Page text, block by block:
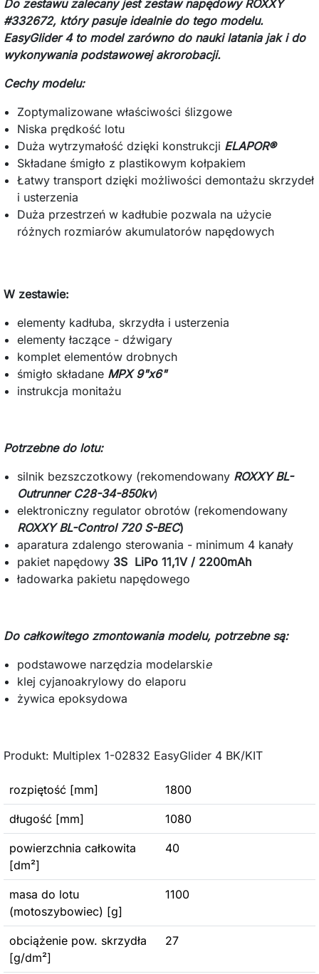
Do zestawu zalecany jest zestaw napędowy ROXXY
#332672, który pasuje idealnie do tego modelu.
EasyGlider 4 to model zarówno do nauki latania jak i do
wykonywania podstawowej akrorobacji.
Cechy modelu:
Zoptymalizowane właściwości ślizgowe
Niska prędkość lotu
Dużawytrzymałość dzięki konstrukcji ELAPOR®
Składane śmigło z plastikowym kołpakiem
Łatwytransport dzięki możliwości demontażu skrzydeł
i usterzenia
Duża przestrzeń w kadłubie pozwala na użycie
różnych rozmiarów akumulatorów napędowych
W zestawie:
elementy kadłuba, skrzydła i usterzenia
elementy łaczące - dźwigary
komplet elementów drobnych
śmigło składane MPX 9"x6"
instrukcja monitażu
Potrzebne do lotu:
silnik bezszczotkowy (rekomendowany ROXXY BL-
Outrunner C28-34-850kv)
elektroniczny regulator obrotów (rekomendowany
ROXXY BL-Control 720 S-BEC)
aparatura zdalengo sterowania - minimum 4 kanały
pakiet napędowy 3S LiPo 11,1V / 2200mAh
ładowarka pakietu napędowego
Do całkowitego zmontowania modelu, potrzebne są:
podstawowe narzędzia modelarskie
klej cyjanoakrylowy do elaporu
żywica epoksydowa
Produkt: Multiplex 1-02832 EasyGlider 4 BK/KIT
rozpiętość [mm] 1800
długość [mm] 1080
powierzchnia całkowita
[dm²]
40
masa do lotu
(motoszybowiec) [g]
1100
obciążenie pow. skrzydła
[g/dm²]
27